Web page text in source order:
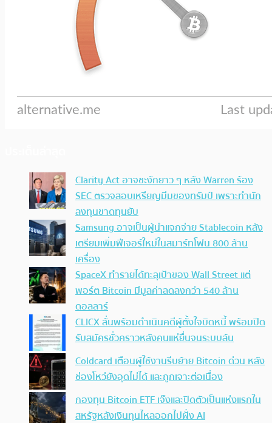
Clarity Act อาจชะงักยาว ๆ หลัง Warren ร้อง
SEC ตรวจสอบเหรียญมีมของทรัมป์ เพราะทำนัก
ลงทุนขาดทุนยับ
Samsung อาจเป็นผู้นำแจกจ่าย Stablecoin หลัง
เตรียมเพิ่มฟีเจอร์ใหม่ในสมาร์ทโฟน 800 ล้าน
เครื่อง
SpaceX ทำรายได้ทะลุเป้าของ Wall Street แต่
พอร์ต Bitcoin มีมูลค่าลดลงกว่า 540 ล้าน
ดอลลาร์
CLICX ลั่นพร้อมดำเนินคดีผู้ตั้งใจบิดหนี้ พร้อมปิด
รับสมัครชั่วคราวหลังคนแห่ยื่นจนระบบล้น
Coldcard เตือนผู้ใช้งานรีบย้าย Bitcoin ด่วน หลัง
ช่องโหว่ยังอุดไม่ได้ และถูกเจาะต่อเนื่อง
กองทุน Bitcoin ETF เจ๊งและปิดตัวเป็นแห่งแรกใน
สหรัฐหลังเงินทุนไหลออกไปฝั่ง AI